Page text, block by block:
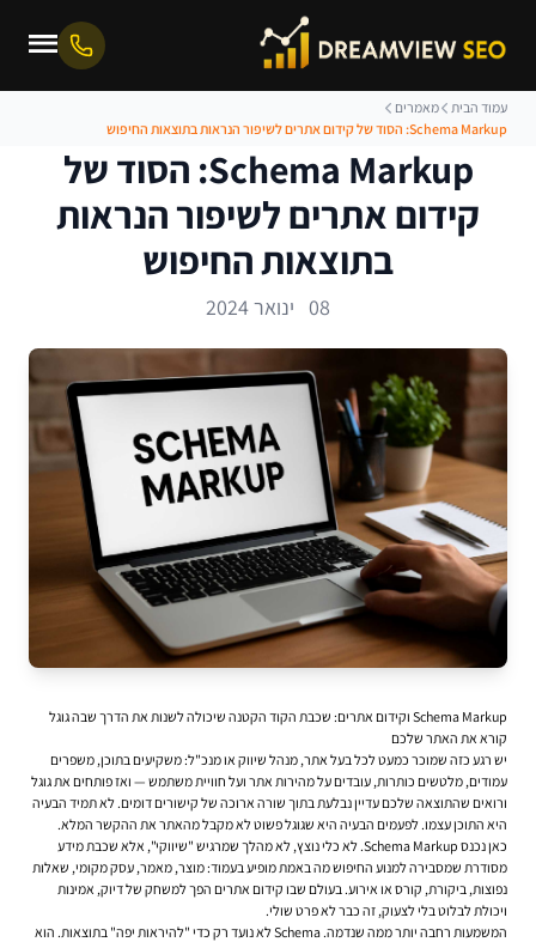
עמוד הבית
מאמרים
Schema Markup: הסוד של קידום אתרים לשיפור הנראות בתוצאות החיפוש
Schema Markup: הסוד של
קידום אתרים לשיפור הנראות
בתוצאות החיפוש
08 ינואר 2024
Schema Markup וקידום אתרים: שכבת הקוד הקטנה שיכולה לשנות את הדרך שבה גוגל
קורא את האתר שלכם
יש רגע כזה שמוכר כמעט לכל בעל אתר, מנהל שיווק או מנכ"ל: משקיעים בתוכן, משפרים
עמודים, מלטשים כותרות, עובדים על מהירות אתר ועל חוויית משתמש — ואז פותחים את גוגל
ורואים שהתוצאה שלכם עדיין נבלעת בתוך שורה ארוכה של קישורים דומים. לא תמיד הבעיה
היא התוכן עצמו. לפעמים הבעיה היא שגוגל פשוט לא מקבל מהאתר את ההקשר המלא.
כאן נכנס Schema Markup. לא כלי נוצץ, לא מהלך שמרגיש "שיווקי", אלא שכבת מידע
מסודרת שמסבירה למנוע החיפוש מה באמת מופיע בעמוד: מוצר, מאמר, עסק מקומי, שאלות
נפוצות, ביקורת, קורס או אירוע. בעולם שבו קידום אתרים הפך למשחק של דיוק, אמינות
ויכולת לבלוט בלי לצעוק, זה כבר לא פרט שולי.
המשמעות רחבה יותר ממה שנדמה. Schema לא נועד רק כדי "להיראות יפה" בתוצאות. הוא